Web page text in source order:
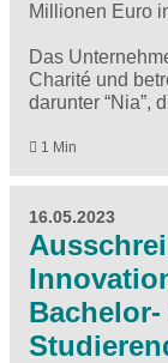
Millionen Euro
Das
Charité und
darunter “Nia”,
1 Min
16.05.2023